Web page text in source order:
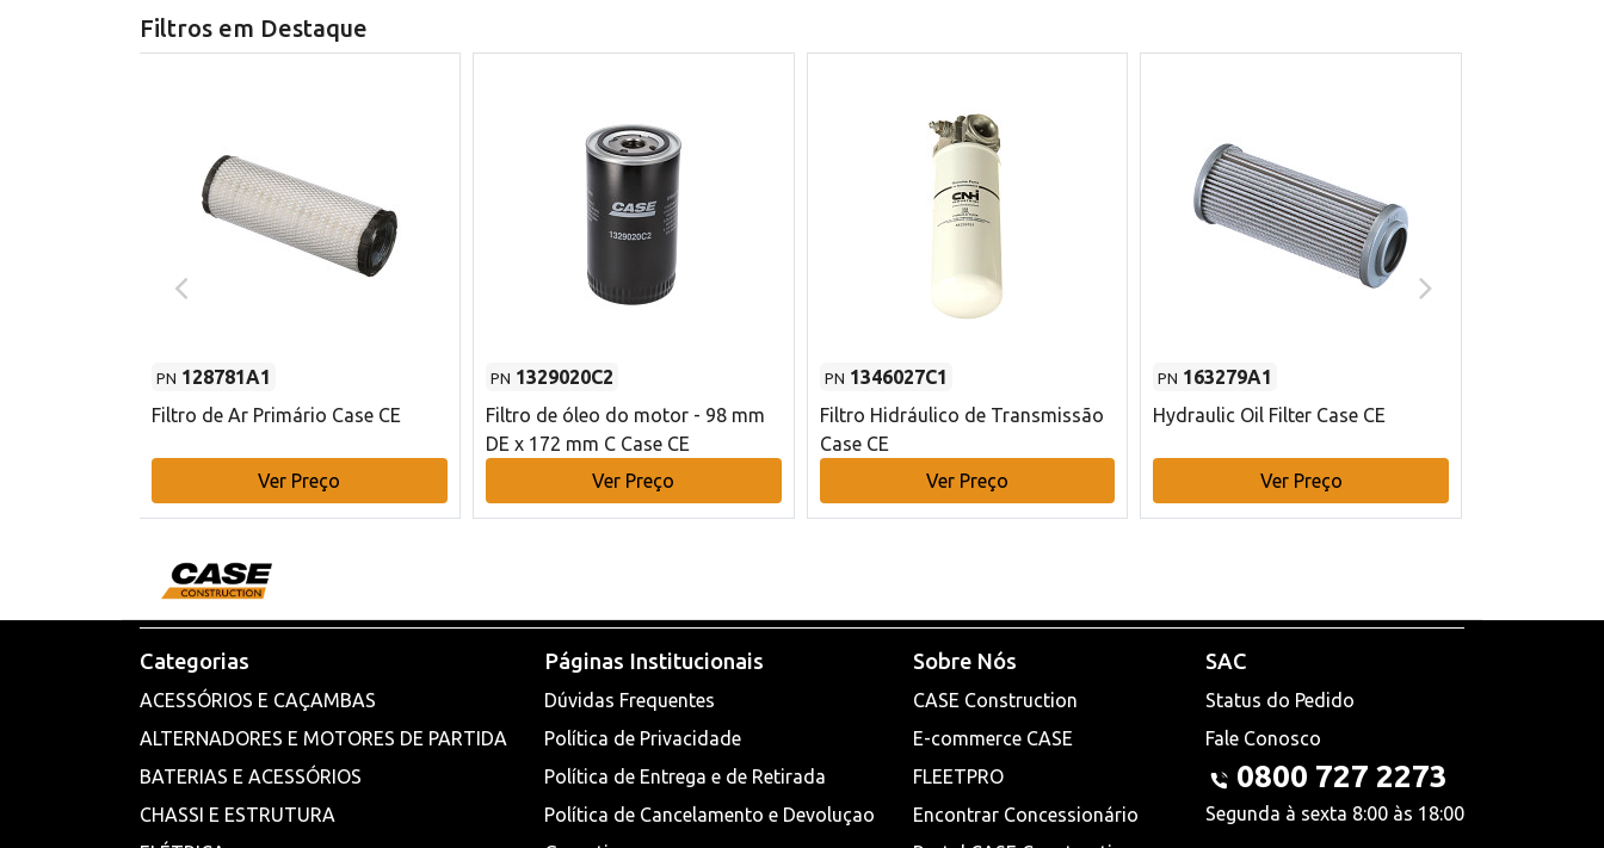
Filtros em Destaque
PN 128781A1
Filtro de Ar Primário Case CE
Ver Preço
PN 1329020C2
Filtro de óleo do motor - 98 mm
DE x 172 mm C Case CE
Ver Preço
PN 1346027C1
Filtro Hidráulico de Transmissão
Case CE
Ver Preço
PN 163279A1
Hydraulic Oil Filter Case CE
Ver Preço
Categorias
ACESSÓRIOS E CAÇAMBAS
ALTERNADORES E MOTORES DE PARTIDA
BATERIAS E ACESSÓRIOS
CHASSI E ESTRUTURA
Páginas Institucionais
Dúvidas Frequentes
Política de Privacidade
Política de Entrega e de Retirada
Política de Cancelamento e Devoluçao
Sobre Nós
CASE Construction
E-commerce CASE
FLEETPRO
Encontrar Concessionário
SAC
Status do Pedido
Fale Conosco
0800 727 2273
Segunda à sexta 8:00 às 18:00